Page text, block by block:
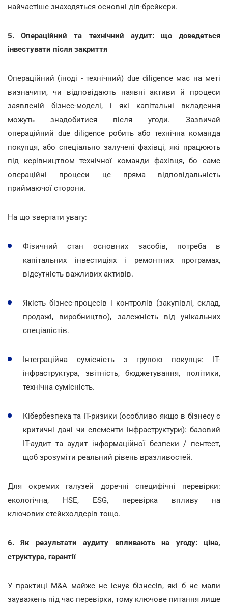
найчастіше знаходяться основні діл-брейкери.
5. Операційний та технічний аудит: що доведеться
інвестувати після закриття
Операційний (іноді - технічний) due diligence має на меті
визначити, чи відповідають наявні активи й процеси
заявленій бізнес-моделі, і які капітальні вкладення
можуть знадобитися після угоди. Зазвичай
операційний due diligence робить або технічна команда
покупця, або спеціально залучені фахівці, які працюють
під керівництвом технічної команди фахівця, бо саме
операційні процеси це пряма відповідальність
приймаючої сторони.
На що звертати увагу:
Фізичний стан основних засобів, потреба в
капітальних інвестиціях і ремонтних програмах,
відсутність важливих активів.
Якість бізнес-процесів і контролів (закупівлі, склад,
продажі, виробництво), залежність від унікальних
спеціалістів.
Інтеграційна сумісність з групою покупця: ІТ-
інфраструктура, звітність, бюджетування, політики,
технічна сумісність.
Кібербезпека та ІТ-ризики (особливо якщо в бізнесу є
критичні дані чи елементи інфраструктури): базовий
ІТ-аудит та аудит інформаційної безпеки / пентест,
щоб зрозуміти реальний рівень вразливостей.
Для окремих галузей доречні специфічні перевірки:
екологічна, HSE, ESG, перевірка впливу на
ключових стейкхолдерів тощо.
6. Як результати аудиту впливають на угоду: ціна,
структура, гарантії
У практиці M&A майже не існує бізнесів, які б не мали
зауважень під час перевірки, тому ключове питання лише